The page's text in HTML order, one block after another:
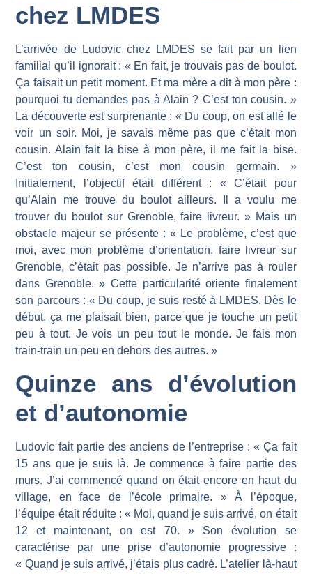
chez LMDES
L’arrivée de Ludovic chez LMDES se fait par un lien
familial qu’il ignorait : « En fait, je trouvais pas de boulot.
Ça faisait un petit moment. Et ma mère a dit à mon père :
pourquoi tu demandes pas à Alain ? C’est ton cousin. »
La découverte est surprenante : « Du coup, on est allé le
voir un soir. Moi, je savais même pas que c’était mon
cousin. Alain fait la bise à mon père, il me fait la bise.
C’est ton cousin, c’est mon cousin germain. »
Initialement, l’objectif était différent : « C’était pour
qu’Alain me trouve du boulot ailleurs. Il a voulu me
trouver du boulot sur Grenoble, faire livreur. » Mais un
obstacle majeur se présente : « Le problème, c’est que
moi, avec mon problème d’orientation, faire livreur sur
Grenoble, c’était pas possible. Je n’arrive pas à rouler
dans Grenoble. » Cette particularité oriente finalement
son parcours : « Du coup, je suis resté à LMDES. Dès le
début, ça me plaisait bien, parce que je touche un petit
peu à tout. Je vois un peu tout le monde. Je fais mon
train-train un peu en dehors des autres. »
Quinze ans d’évolution
et d’autonomie
Ludovic fait partie des anciens de l’entreprise : « Ça fait
15 ans que je suis là. Je commence à faire partie des
murs. J’ai commencé quand on était encore en haut du
village, en face de l’école primaire. » À l’époque,
l’équipe était réduite : « Moi, quand je suis arrivé, on était
12 et maintenant, on est 70. » Son évolution se
caractérise par une prise d’autonomie progressive :
« Quand je suis arrivé, j’étais plus cadré. L’atelier là-haut